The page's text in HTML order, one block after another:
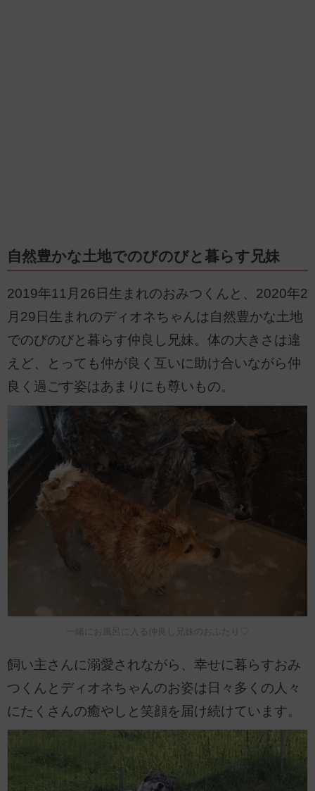
自然豊かな土地でのびのびと暮らす兄妹
2019年11月26日生まれのおみつくんと、2020年2
月29日生まれのディオネちゃんは自然豊かな土地
でのびのびと暮らす仲良し兄妹。体の大きさは違
えど、とっても仲が良く互いに助け合いながら仲
良く過ごす姿はあまりにも尊いもの。
一緒にお風呂に入る仲良し兄妹のおふたり♡
飼い主さんに溺愛されながら、幸せに暮らすおみ
つくんとディオネちゃんのお姿は日々多くの人々
にたくさんの癒やしと笑顔を届け続けています。